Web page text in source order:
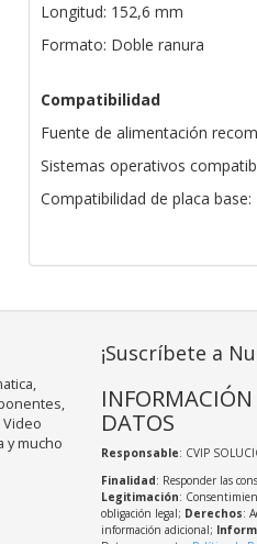
Longitud: 152,6 mm
Formato: Doble ranura
Compatibilidad
Fuente de alimentación
Sistemas operativos
Compatibilidad de placa
y mucho
¡Suscríbete a
DATOS
Responsable: CVIP
Finalidad: Responder las
Legitimación:
obligación legal; Derechos:
información adicional;